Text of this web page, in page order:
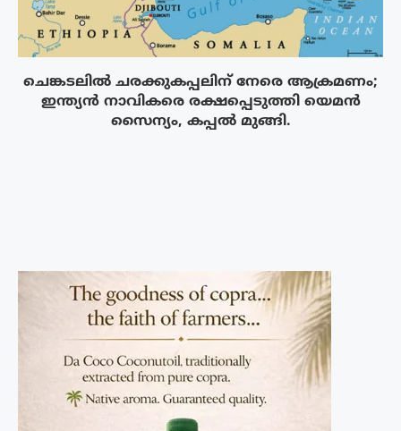
ചെങ്കടലിൽ ചരക്കുകപ്പലിന് നേരെ ആക്രമണം;
ഇന്ത്യൻ നാവികരെ രക്ഷപ്പെടുത്തി യെമൻ
സൈന്യം, കപ്പൽ മുങ്ങി.